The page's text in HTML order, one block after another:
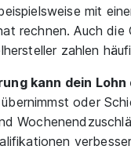
mit
rechnen. Auch die
zahlen
kann dein
oder